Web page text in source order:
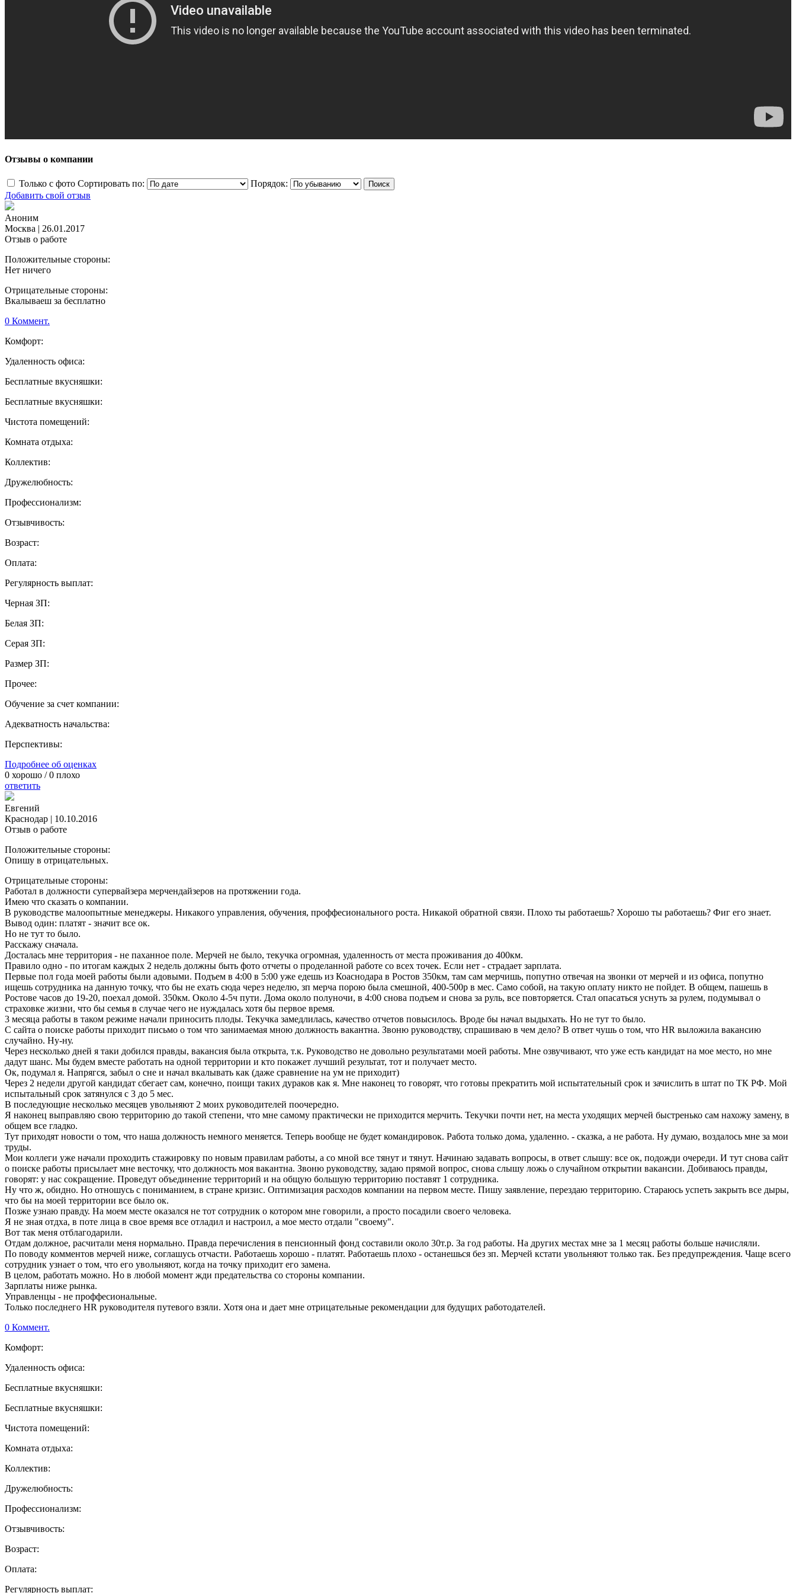
Отзывы о компании
Только с фото Сортировать по:
Порядок:
Добавить свой отзыв
Аноним
Москва | 26.01.2017
Отзыв о работе
Положительные стороны:
Нет ничего
Отрицательные стороны:
Вкалываеш за бесплатно
0 Коммент.
Комфорт:
Удаленность офиса:
Бесплатные вкусняшки:
Бесплатные вкусняшки:
Чистота помещений:
Комната отдыха:
Коллектив:
Дружелюбность:
Профессионализм:
Отзывчивость:
Возраст:
Оплата:
Регулярность выплат:
Черная ЗП:
Белая ЗП:
Серая ЗП:
Размер ЗП:
Прочее:
Обучение за счет компании:
Адекватность начальства:
Перспективы:
Подробнее об оценках
0 хорошо /0 плохо
ответить
Евгений
Краснодар | 10.10.2016
Отзыв о работе
Положительные стороны:
Опишу в отрицательных.
Отрицательные стороны:
Работал в должности супервайзера мерчендайзеров на протяжении года.
Имею что сказать о компании.
В руководстве малоопытные менеджеры. Никакого управления, обучения, проффесионального роста. Никакой обратной связи. Плохо ты работаешь? Хорошо ты работаешь? Фиг его знает.
Вывод один: платят - значит все ок.
Но не тут то было.
Расскажу сначала.
Досталась мне территория - не паханное поле. Мерчей не было, текучка огромная, удаленность от места проживания до 400км.
Правило одно - по итогам каждых 2 недель должны быть фото отчеты о проделанной работе со всех точек. Если нет - страдает зарплата.
Первые пол года моей работы были адовыми. Подъем в 4:00 в 5:00 уже едешь из Коаснодара в Ростов 350км, там сам мерчишь, попутно отвечая на звонки от мерчей и из офиса, попутно
ищешь сотрудника на данную точку, что бы не ехать сюда через неделю, зп мерча порою была смешной, 400-500р в мес. Само собой, на такую оплату никто не пойдет. В общем, пашешь в
Ростове часов до 19-20, поехал домой. 350км. Около 4-5ч пути. Дома около полуночи, в 4:00 снова подъем и снова за руль, все повторяется. Стал опасаться уснуть за рулем, подумывал о
страховке жизни, что бы семья в случае чего не нуждалась хотя бы первое время.
3 месяца работы в таком режиме начали приносить плоды. Текучка замедлилась, качество отчетов повысилось. Вроде бы начал выдыхать. Но не тут то было.
С сайта о поиске работы приходит письмо о том что занимаемая мною должность вакантна. Звоню руководству, спрашиваю в чем дело? В ответ чушь о том, что HR выложила вакансию
случайно. Ну-ну.
Через несколько дней я таки добился правды, вакансия была открыта, т.к. Руководство не довольно результатами моей работы. Мне озвучивают, что уже есть кандидат на мое место, но мне
дадут шанс. Мы будем вместе работать на одной территории и кто покажет лучший результат, тот и получает место.
Ок, подумал я. Напрягся, забыл о сне и начал вкалывать как (даже сравнение на ум не приходит)
Через 2 недели другой кандидат сбегает сам, конечно, поищи таких дураков как я. Мне наконец то говорят, что готовы прекратить мой испытательный срок и зачислить в штат по ТК РФ. Мой
испытальный срок затянулся с 3 до 5 мес.
В последующие несколько месяцев увольняют 2 моих руководителей поочередно.
Я наконец выправляю свою территорию до такой степени, что мне самому практически не приходится мерчить. Текучки почти нет, на места уходящих мерчей быстренько сам нахожу замену, в
общем все гладко.
Тут приходят новости о том, что наша должность немного меняется. Теперь вообще не будет командировок. Работа только дома, удаленно. - сказка, а не работа. Ну думаю, воздалось мне за мои
труды.
Мои коллеги уже начали проходить стажировку по новым правилам работы, а со мной все тянут и тянут. Начинаю задавать вопросы, в ответ слышу: все ок, подожди очереди. И тут снова сайт
о поиске работы присылает мне весточку, что должность моя вакантна. Звоню руководству, задаю прямой вопрос, снова слышу ложь о случайном открытии вакансии. Добиваюсь правды,
говорят: у нас сокращение. Проведут объединение территорий и на общую большую территорию поставят 1 сотрудника.
Ну что ж, обидно. Но отношусь с пониманием, в стране кризис. Оптимизация расходов компании на первом месте. Пишу заявление, перездаю территорию. Стараюсь успеть закрыть все дыры,
что бы на моей территории все было ок.
Позже узнаю правду. На моем месте оказался не тот сотрудник о котором мне говорили, а просто посадили своего человека.
Я не зная отдха, в поте лица в свое время все отладил и настроил, а мое место отдали "своему".
Вот так меня отблагодарили.
Отдам должное, расчитали меня нормально. Правда перечисления в пенсионный фонд составили около 30т.р. За год работы. На других местах мне за 1 месяц работы больше начисляли.
По поводу комментов мерчей ниже, соглашусь отчасти. Работаешь хорошо - платят. Работаешь плохо - останешься без зп. Мерчей кстати увольняют только так. Без предупреждения. Чаще всего
сотрудник узнает о том, что его увольняют, когда на точку приходит его замена.
В целом, работать можно. Но в любой момент жди предательства со стороны компании.
Зарплаты ниже рынка.
Управленцы - не проффесиональные.
Только последнего HR руководителя путевого взяли. Хотя она и дает мне отрицательные рекомендации для будущих работодателей.
0 Коммент.
Комфорт:
Удаленность офиса:
Бесплатные вкусняшки:
Бесплатные вкусняшки:
Чистота помещений:
Комната отдыха:
Коллектив:
Дружелюбность:
Профессионализм:
Отзывчивость:
Возраст:
Оплата:
Регулярность выплат: